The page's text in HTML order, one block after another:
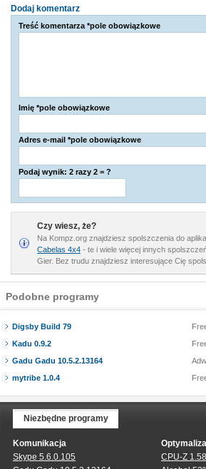
Dodaj komentarz
Treść komentarza *pole obowiązkowe
Imię *pole obowiązkowe
Adres e-mail *pole obowiązkowe
Podaj wynik: 2 razy 2 = ?
Czy wiesz, że?
Na Kompz.org znajdziesz spolszczenia do
Cabelas 4x4 - te i wiele więcej innych
Gier. Bez trudu znajdziesz interesujące Cię
Podobne programy
Digsby Build 79
Kadu 0.9.2
Gadu Gadu 10.5.2.13164
mytribe 1.0.4
Niezbędne programy
Komunikacja
Skype 5.6.0.105
CPU-Z